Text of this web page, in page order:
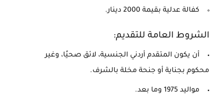
كفالة عدلية بقيمة 2000 دينار.
الشروط العامة للتقديم:
أن يكون المتقدم أردني الجنسية، لائق صحيًا، وغير
محكوم بجناية أو جنحة مخلة بالشرف.
مواليد 1975 وما بعد.